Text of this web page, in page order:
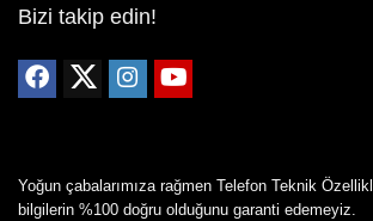
Bizi takip edin!
Yoğun çabalarımıza rağmen Telefon Teknik
bilgilerin %100 doğru olduğunu garanti edemeyiz.